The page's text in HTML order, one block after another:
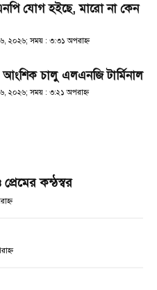
যোগ হইছে, মারো না কেন
২০২৬; সময় : ৩:৩১ অপরাহ্ণ
চালু এলএনজি টার্মিনাল
২০২৬; সময় : ৩:২১ অপরাহ্ণ
কন্ঠস্বর